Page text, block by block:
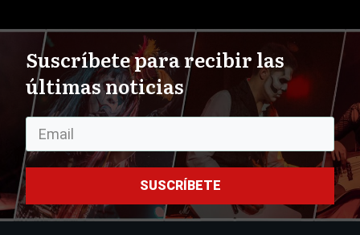
Suscríbete para recibir las
últimas noticias
SUSCRÍBETE